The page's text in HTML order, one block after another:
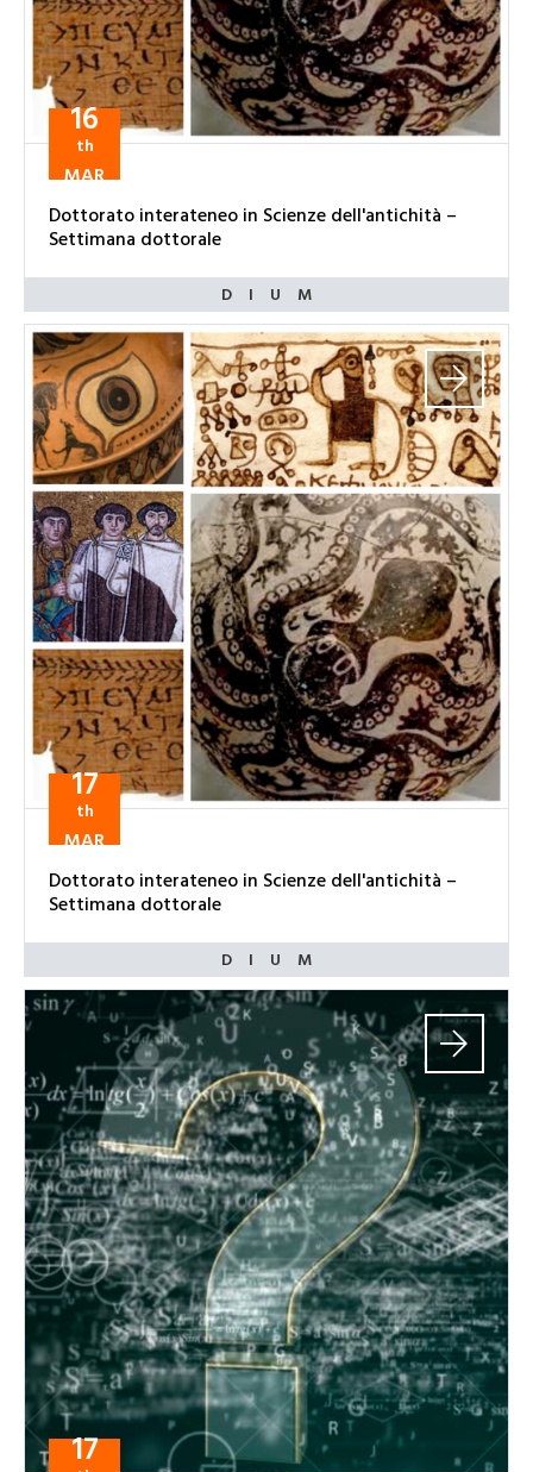
16
th
MAR
Dottorato interateneo in Scienze dell'antichità –
Settimana dottorale
17
th
MAR
Dottorato interateneo in Scienze dell'antichità –
Settimana dottorale
17